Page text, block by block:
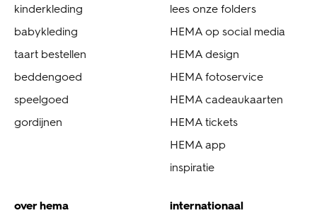
kinderkleding
babykleding
taart bestellen
beddengoed
speelgoed
gordijnen
lees onze folders
HEMA op social media
HEMA design
HEMA fotoservice
HEMA cadeaukaarten
HEMA tickets
HEMA app
inspiratie
over hema
internationaal